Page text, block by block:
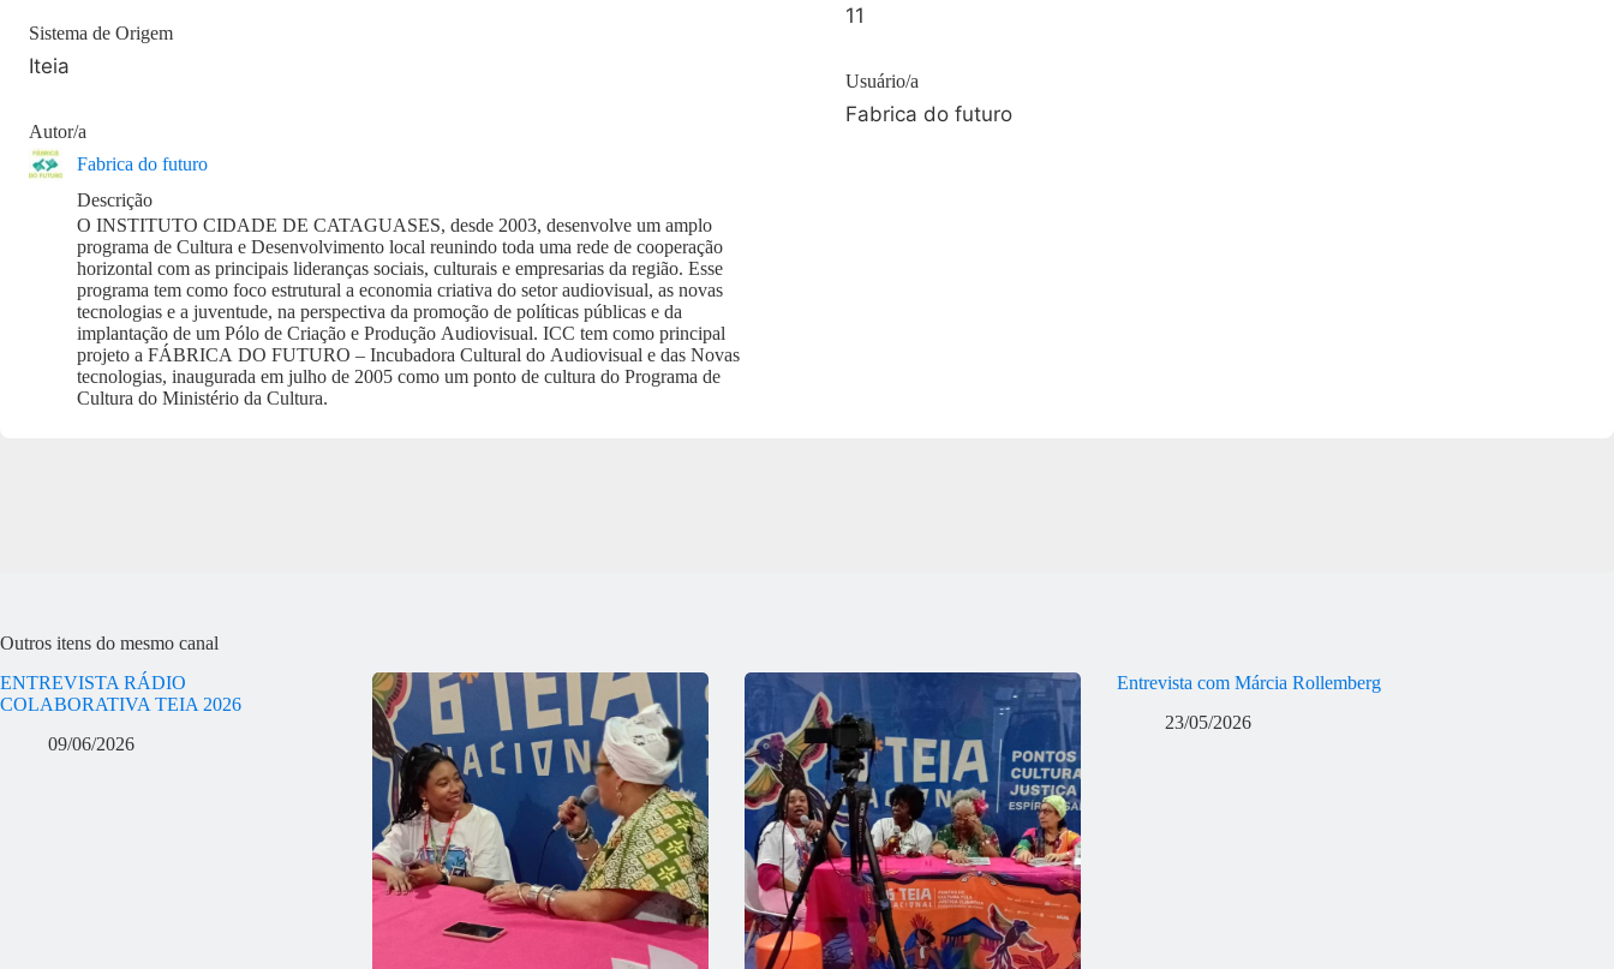
Sistema de Origem
Iteia
Autor/a
Fabrica do futuro
Descrição
O INSTITUTO CIDADE DE CATAGUASES, desde 2003, desenvolve um amplo
programa de Cultura e Desenvolvimento local reunindo toda uma rede de cooperação
horizontal com as principais lideranças sociais, culturais e empresarias da região. Esse
programa tem como foco estrutural a economia criativa do setor audiovisual, as novas
tecnologias e a juventude, na perspectiva da promoção de políticas públicas e da
implantação de um Pólo de Criação e Produção Audiovisual. ICC tem como principal
projeto a FÁBRICA DO FUTURO – Incubadora Cultural do Audiovisual e das Novas
tecnologias, inaugurada em julho de 2005 como um ponto de cultura do Programa de
Cultura do Ministério da Cultura.
11
Usuário/a
Fabrica do futuro
Outros itens do mesmo canal
ENTREVISTA RÁDIO
COLABORATIVA TEIA 2026
09/06/2026
Entrevista com Márcia Rollemberg
23/05/2026